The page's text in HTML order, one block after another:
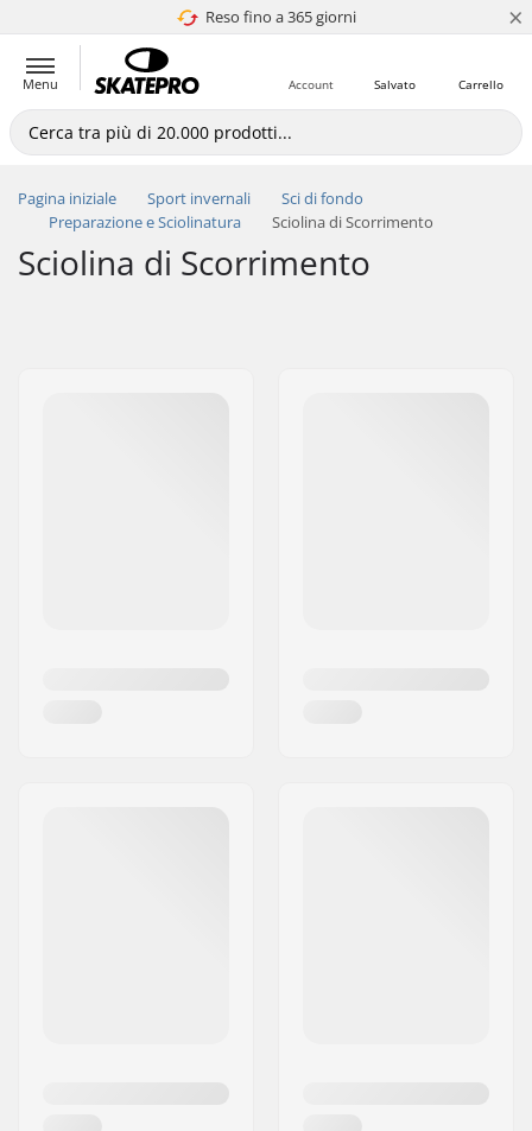
Reso fino a 365 giorni
4.8 di 5 ×
Menu Carrello
Salvato
Account
Pagina iniziale Sport invernali
Sci di fondo
Preparazione e Sciolinatura
Sciolina di Scorrimento
Sciolina di Scorrimento